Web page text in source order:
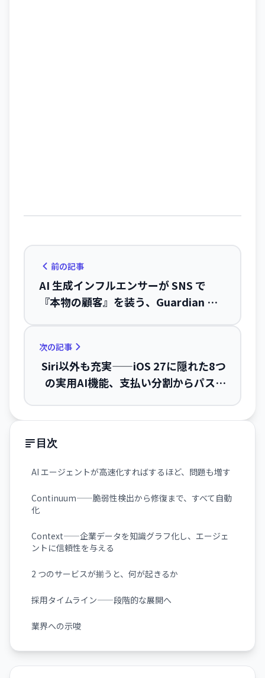
前の記事
AI 生成インフルエンサーが SNS で
『本物の顧客』を装う、Guardian が
次の記事
Siri以外も充実——iOS 27に隠れた8つ
の実用AI機能、支払い分割からパスワ
目次
AI エージェントが高速化すればするほど、問題も増す
Continuum——脆弱性検出から修復まで、すべて自動
化
Context——企業データを知識グラフ化し、エージェ
ントに信頼性を与える
2 つのサービスが揃うと、何が起きるか
採用タイムライン——段階的な展開へ
業界への示唆